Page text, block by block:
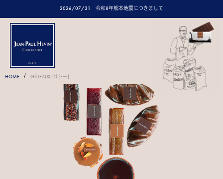
2026/07/31 令和8年熊本地震につきまして
HOME / GÂTEAUX (ガトー)